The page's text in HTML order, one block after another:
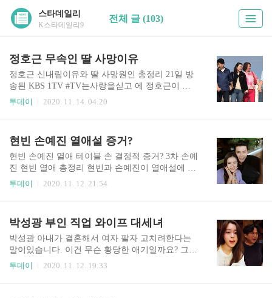
스타데일리
K스타데일리9
전체 글 (103)
정호근 무속인 딸 사망이유
정호근 신내림이유와 딸 사망원인 총정리 21일 방
송된 KBS 1TV #TV는사랑을싣고 에 정호근이 출
연했어요. #정호근이 이날 방송에 나온 이유는 중
큰 딸이 살아있으면 25살이다. 첫째 딸은 700g이 채
안 되는 작은 몸으로 태어났다. 성장한 후에도 폐동
맥 고혈압을 앓을 정도로 몸이 약했다" "큰 딸의 병
원을 알아보러 미국에 갔다. 근데 미국에 가자마자
3일 뒤에 연락이 왔다. 첫째 딸을 그때 잃었다. 미
라. 그게 마지막 기억이다." 이처럼 안타깝운 정호
근 딸 사..
투데이 2020. 11. 14. 04:20
현빈 손예진 열애설 증거?
현빈 손예진 열애 테이블 손 결정적 증거? 3차 손예
진 현빈 열애 총정리 현빈과 손예진이 열애설에 휩
싸이기 시작한 시기는 지난 2018년 개봉한 영화 '협
요. 하지만 이때까지만 해도 현빈과 손예진이 모두
열애를 부인해서 그런가 보다 생각하게 됩니다. 뭐
영화 홍보도 있으니 사이좋게 나왔을 수도 있겠거
니 대중들도 생각한 것이죠. 그런데 당시 공개된 손
혜진과 현빈 사진을 보면 솔직히 홍보 차원을 넘어
투데이 2020. 11. 12. 21:54
박성광 부인 직업 와이프 대세녀
박성광 아내가 결혼해서 여자 팔자 고치려한다는
말이있습니다. 이건 무슨 황당한 애기일까요? 그
논란을 파헤쳐 보도록 하겠습니다. 박성광 아내 이
투데이 2020. 11. 12. 19:33